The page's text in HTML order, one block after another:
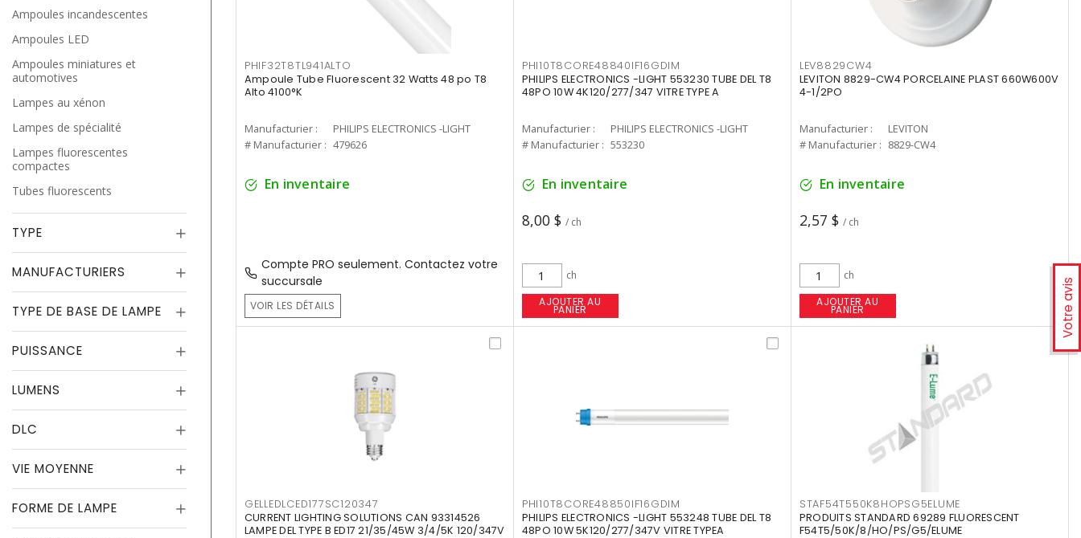
Votre avis
Ampoules incandescentes
Ampoules LED
Ampoules miniatures et
automotives
Lampes au xénon
Lampes de spécialité
Lampes fluorescentes
compactes
Tubes fluorescents
TYPE
MANUFACTURIERS
TYPE DE BASE DE LAMPE
PUISSANCE
LUMENS
DLC
VIE MOYENNE
FORME DE LAMPE
PHIF32T8TL941ALTO
Ampoule Tube Fluorescent 32 Watts 48 po T8
Alto 4100°K
Manufacturier :
PHILIPS ELECTRONICS -LIGHT
# Manufacturier : 479626
En inventaire
Compte PRO seulement. Contactez votre
succursale
VOIR LES DÉTAILS
PHI10T8CORE48840IF16GDIM
PHILIPS ELECTRONICS -LIGHT 553230 TUBE DEL T8
48PO 10W 4K120/277/347 VITRE TYPE A
Manufacturier :
PHILIPS ELECTRONICS -LIGHT
# Manufacturier : 553230
En inventaire
8,00 $ / ch
ch
AJOUTER AU
PANIER
LEV8829CW4
LEVITON 8829-CW4 PORCELAINE PLAST 660W600V
4-1/2PO
Manufacturier :
LEVITON
# Manufacturier : 8829-CW4
En inventaire
2,57 $ / ch
ch
AJOUTER AU
PANIER
GELLEDLCED177SC120347
CURRENT LIGHTING SOLUTIONS CAN 93314526
LAMPE DEL TYPE B ED17 21/35/45W 3/4/5K 120/347V
PHI10T8CORE48850IF16GDIM
PHILIPS ELECTRONICS -LIGHT 553248 TUBE DEL T8
48PO 10W 5K120/277/347V VITRE TYPEA
STAF54T550K8HOPSG5ELUME
PRODUITS STANDARD 69289 FLUORESCENT
F54T5/50K/8/HO/PS/G5/ELUME